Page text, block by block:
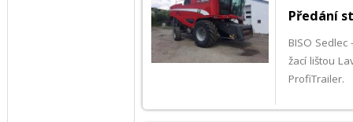
Předání
BISO
žací lištou
ProfiTrailer.